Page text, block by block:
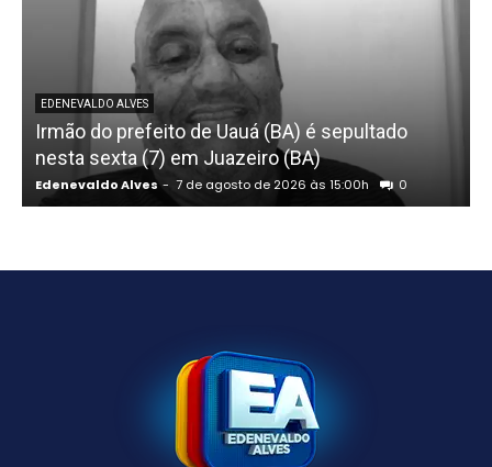
EDENEVALDO ALVES
Irmão do prefeito de Uauá (BA) é sepultado
nesta sexta (7) em Juazeiro (BA)
Edenevaldo Alves - 7 de agosto de 2026 às 15:00h 0